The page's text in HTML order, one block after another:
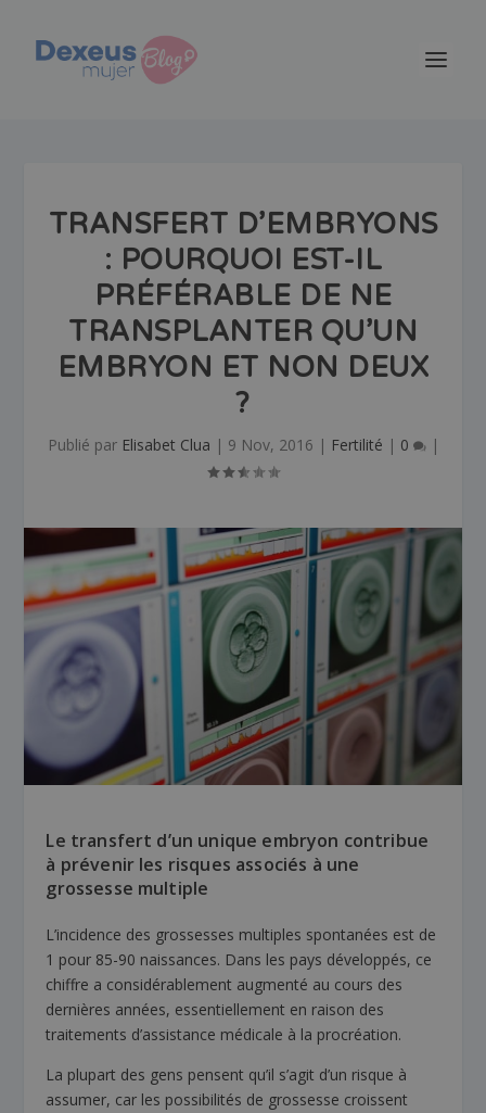
TRANSFERT D’EMBRYONS
: POURQUOI EST-IL
PRÉFÉRABLE DE NE
TRANSPLANTER QU’UN
EMBRYON ET NON DEUX
?
Publié par Elisabet Clua | 9 Nov, 2016 | Fertilité | 0 |
Le transfert d’un unique embryon contribue
à prévenir les risques associés à une
grossesse multiple
L’incidence des grossesses multiples spontanées est de
1 pour 85-90 naissances. Dans les pays développés, ce
chiffre a considérablement augmenté au cours des
dernières années, essentiellement en raison des
traitements d’assistance médicale à la procréation.
La plupart des gens pensent qu’il s’agit d’un risque à
assumer, car les possibilités de grossesse croissent